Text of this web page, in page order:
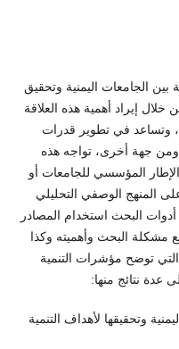
الجامعات اليمنية وتحقيق
إيراد أهمية هذه العلاقة
وتساعد في تطوير قدرات
جهة أخرى، تواجه هذه
المؤسسي للجامعات أو
المنهج الوصفي التحليلي
البحث استخدام المصادر
مع مشكلة البحث وأهميته وكذا
توضح مؤشرات التنمية
عدة نتائج منها:
وتحقيقها لأهداف التنمية